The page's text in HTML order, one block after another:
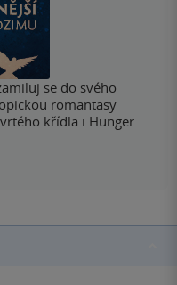
se do svého
romantasy
křídla i Hunger